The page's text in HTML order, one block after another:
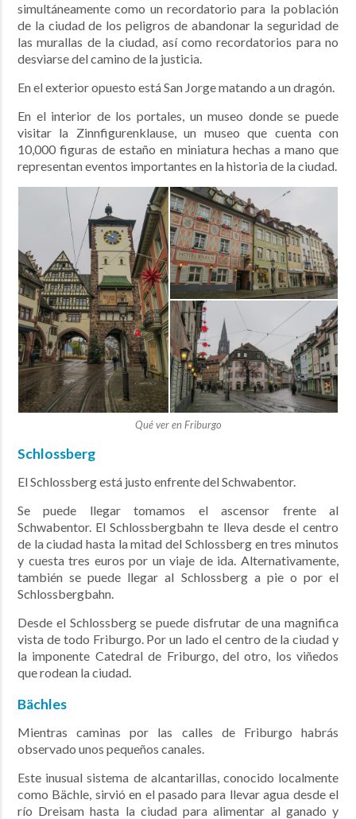
simultáneamente como un recordatorio para la población
de la ciudad de los peligros de abandonar la seguridad de
las murallas de la ciudad, así como recordatorios para no
desviarse del camino de la justicia.
En el exterior opuesto está San Jorge matando a un dragón.
En el interior de los portales, un museo donde se puede
visitar la Zinnfigurenklause, un museo que cuenta con
10,000 figuras de estaño en miniatura hechas a mano que
representan eventos importantes en la historia de la ciudad.
Qué ver en Friburgo
Schlossberg
El Schlossberg está justo enfrente del Schwabentor.
Se puede llegar tomamos el ascensor frente al
Schwabentor. El Schlossbergbahn te lleva desde el centro
de la ciudad hasta la mitad del Schlossberg en tres minutos
y cuesta tres euros por un viaje de ida. Alternativamente,
también se puede llegar al Schlossberg a pie o por el
Schlossbergbahn.
Desde el Schlossberg se puede disfrutar de una magnifica
vista de todo Friburgo. Por un lado el centro de la ciudad y
la imponente Catedral de Friburgo, del otro, los viñedos
que rodean la ciudad.
Bächles
Mientras caminas por las calles de Friburgo habrás
observado unos pequeños canales.
Este inusual sistema de alcantarillas, conocido localmente
como Bächle, sirvió en el pasado para llevar agua desde el
río Dreisam hasta la ciudad para alimentar al ganado y